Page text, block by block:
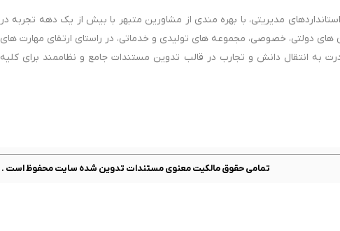
مدیریتی، با بهره مندی از مشاورین متبهر با بیش از یک دهه تجربه در
های دولتی، خصوصی، مجموعه های تولیدی و خدماتی، در راستای ارتقای مهارت های
به انتقال دانش و تجارب در قالب تدوین مستندات جامع و نظاممند برای کلیه
تمامی حقوق مالکیت معنوی مستندات تدوین شده سایت محفوظ است .